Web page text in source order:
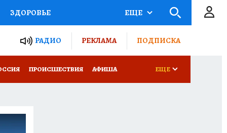
ЗДОРОВЬЕ
РОССИИ
ПОТРЕБИТЕЛЯ
ЕЩЕ
РАДИО РЕКЛАМА ПОДПИСКА
ПРОИСШЕСТВИЯ АФИША ЕЩЕ